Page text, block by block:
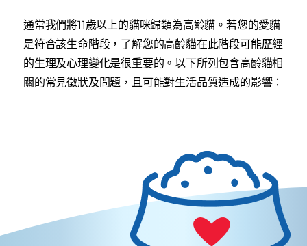
通常我們將11歲以上的貓咪歸類為高齡貓。若您的愛貓
是符合該生命階段，了解您的高齡貓在此階段可能歷經
的生理及心理變化是很重要的。以下所列包含高齡貓相
關的常見徵狀及問題，且可能對生活品質造成的影響：